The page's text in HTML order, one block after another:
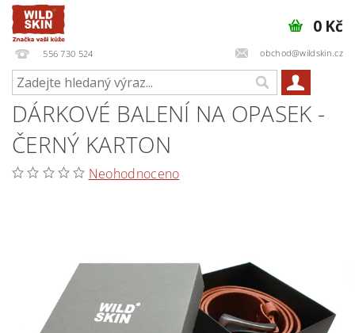
556 730 524 obchod@wildskin.cz
0 Kč
DÁRKOVÉ BALENÍ NA OPASEK -
ČERNÝ KARTON
Neohodnoceno